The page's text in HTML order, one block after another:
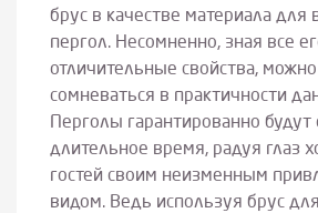
брус в качестве материала для
пергол. Несомненно, зная все
отличительные свойства,
сомневаться в практичности
Перголы гарантированно будут
длительное время, радуя глаз
гостей своим неизменным
видом. Ведь используя брус